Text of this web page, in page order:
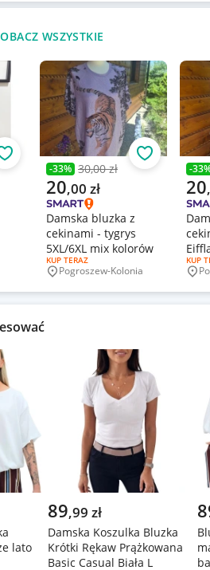
WSZYSTKIE
Obserwuj
Poprzednia cena
-33% 30,00 zł
Aktualna cena
20,00 zł
Damska bluzka z
cekinami - tygrys
5XL/6XL mix kolorów
RODZAJ OFERTY:
KUP TERAZ
Miejscowość
Pogroszew-Kolonia
Obserwuj
-33
20,
KUP
lato
89,99 zł
Damska Koszulka Bluzka
Krótki Rękaw Prążkowana
Basic Casual Biała L